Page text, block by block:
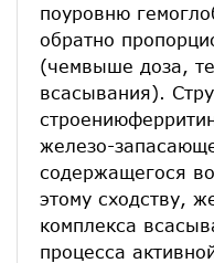
поуровню
обратно
(чемвыше доза,
всасывания).
железо-
содержащегося
этому сходству,
комплекса
процесса